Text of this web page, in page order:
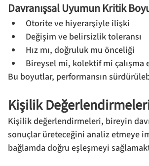
Davranışsal Uyumun Kritik
Otorite ve hiyerarşiyle ilişki
Değişim ve belirsizlik toleransı
Hız mı, doğruluk mu önceliği
Bireysel mi, kolektif mi çalışma
Bu boyutlar, performansın
Kişilik
Kişilik değerlendirmeleri, bireyin
sonuçlar üreteceğini analiz etmeye
bağlamda doğru eşleşmeyi